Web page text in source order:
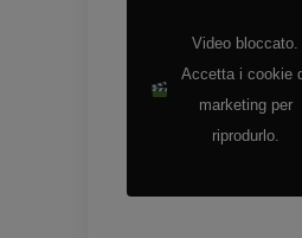
Video bloccato.
Accetta i cookie
marketing per
riprodurlo.